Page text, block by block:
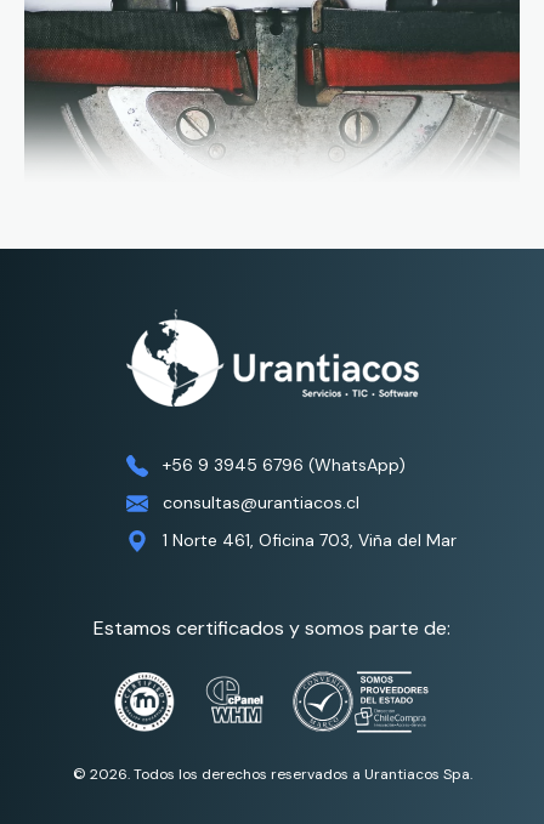
+56 9 3945 6796 (WhatsApp)
consultas@urantiacos.cl
1 Norte 461, Oficina 703, Viña del Mar
Estamos certificados y somos parte de:
© 2026. Todos los derechos reservados a Urantiacos Spa.